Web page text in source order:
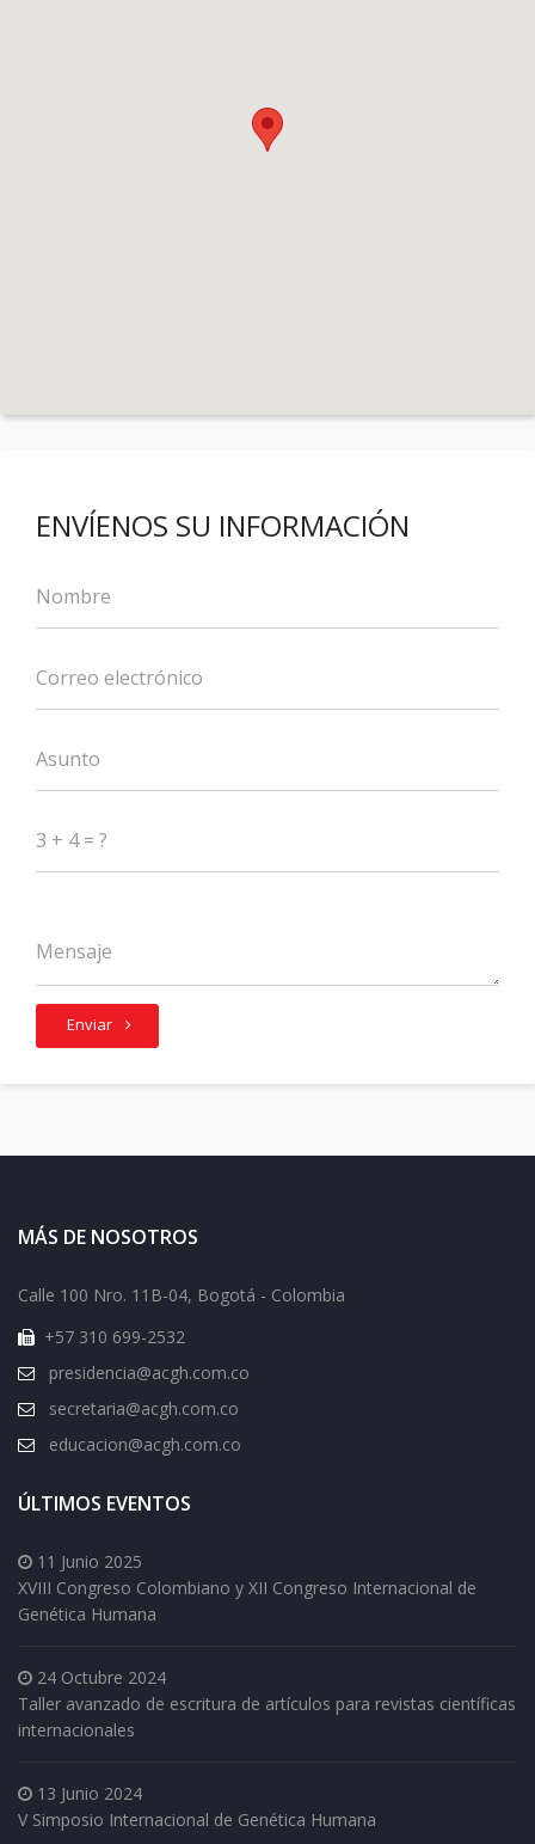
ENVÍENOS SU INFORMACIÓN
Enviar
MÁS DE NOSOTROS
Calle 100 Nro. 11B-04, Bogotá - Colombia
+57 310 699-2532
presidencia@acgh.com.co
secretaria@acgh.com.co
educacion@acgh.com.co
ÚLTIMOS EVENTOS
11 Junio 2025
XVIII Congreso Colombiano y XII Congreso Internacional de
Genética Humana
24 Octubre 2024
Taller avanzado de escritura de artículos para revistas científicas
internacionales
13 Junio 2024
V Simposio Internacional de Genética Humana